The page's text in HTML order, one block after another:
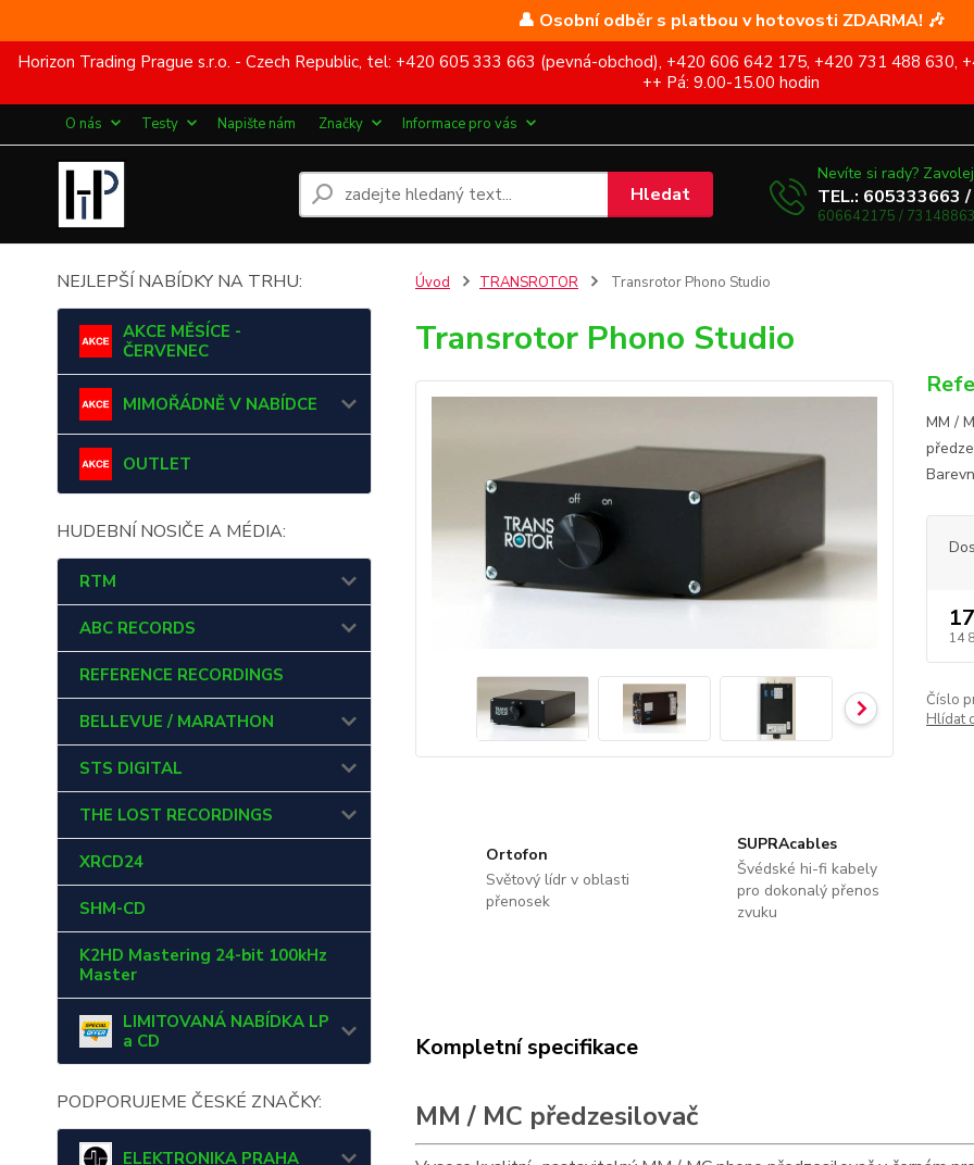
👤 Osobní odběr s platbou v hotovosti ZDARMA! 🎶
Horizon Trading Prague s.r.o. - Czech Republic, tel: +420 605 333 663 (pevná-obchod), +420 606 642 175, +420 731 488
++ Pá: 9.00-15.00 hodin
O nás Testy Napište nám Značky Informace pro vás
Hledat
Nevíte si rady?
TEL.: 605333663 /
606642175 /
NEJLEPŠÍ NABÍDKY NA TRHU:
AKCE MĚSÍCE -
ČERVENEC
MIMOŘÁDNĚ V NABÍDCE
OUTLET
HUDEBNÍ NOSIČE A MÉDIA:
RTM
ABC RECORDS
REFERENCE RECORDINGS
BELLEVUE / MARATHON
STS DIGITAL
THE LOST RECORDINGS
XRCD24
SHM-CD
K2HD Mastering 24-bit 100kHz
Master
LIMITOVANÁ NABÍDKA LP
a CD
PODPORUJEME ČESKÉ ZNAČKY:
ELEKTRONIKA PRAHA
Úvod TRANSROTOR Transrotor Phono Studio
Transrotor Phono Studio
MM /
14
Číslo
Hlídat
Ortofon
Světový lídr v oblasti
přenosek
SUPRAcables
Švédské hi-fi kabely
pro dokonalý přenos
zvuku
Kompletní specifikace
MM / MC předzesilovač